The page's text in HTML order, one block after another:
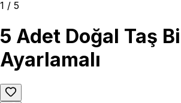
1 / 5
5 Adet Doğal Taş
Ayarlamalı